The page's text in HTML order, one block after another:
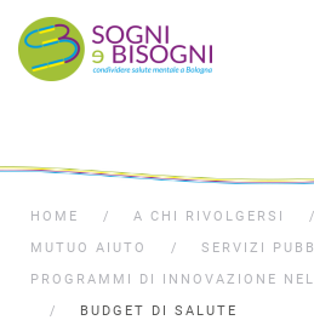
HOME A CHI RIVOLGERSI
MUTUO AIUTO
SERVIZI
PROGRAMMI DI INNOVAZIONE
BUDGET DI SALUTE